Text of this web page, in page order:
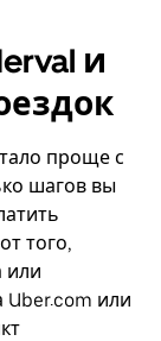
и
проще с
шагов вы
того,
или
Uber.com или